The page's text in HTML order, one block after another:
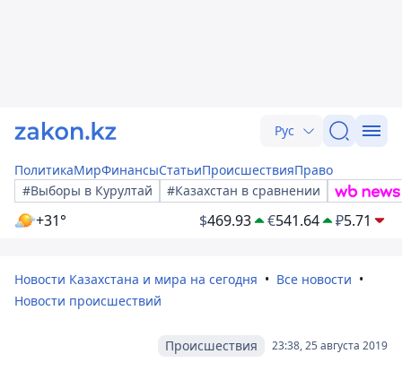
Рус
ПолитикаМирФинансыСтатьиПроисшествияПраво
#Выборы в Курултай
#Казахстан в сравнении
+31° $469.93 €541.64 ₽5.71
Новости Казахстана и мира на сегодня
Все новости
Новости происшествий
23:38, 25 августа 2019
Происшествия